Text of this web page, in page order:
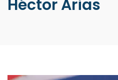
Héctor Arias